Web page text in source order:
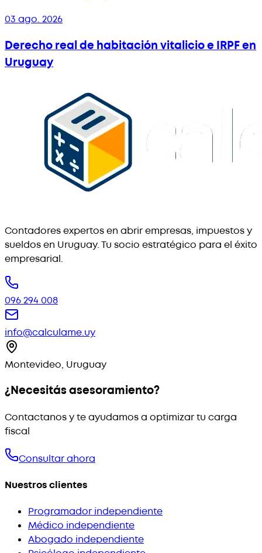
03 ago. 2026
Derecho real de habitación vitalicio e IRPF en
Uruguay
Contadores expertos en abrir empresas, impuestos y
sueldos en Uruguay. Tu socio estratégico para el éxito
empresarial.
096 294 008
info@calculame.uy
Montevideo, Uruguay
¿Necesitás asesoramiento?
Contactanos y te ayudamos a optimizar tu carga
fiscal
Consultar ahora
Nuestros clientes
Programador independiente
Médico independiente
Abogado independiente